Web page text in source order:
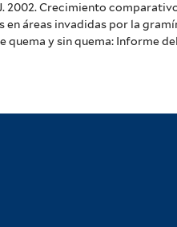
2002. Crecimiento
en áreas invadidas por la
quema y sin quema: Informe